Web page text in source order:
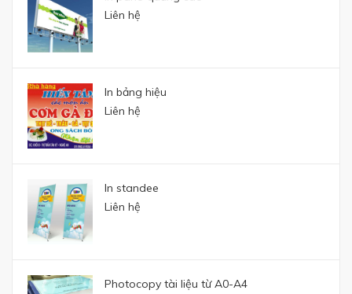
Liên hệ
In bảng hiệu
Liên hệ
In standee
Liên hệ
Photocopy tài liệu từ A0-A4